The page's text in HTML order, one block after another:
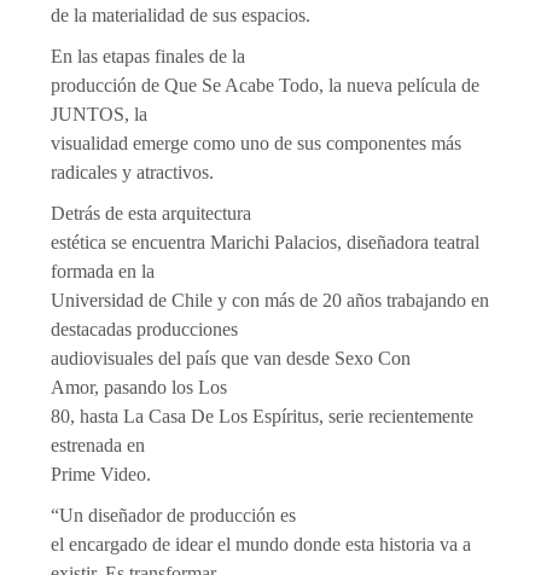
de la materialidad de sus espacios.
En las etapas finales de la
producción de Que Se Acabe Todo, la nueva película de
JUNTOS, la
visualidad emerge como uno de sus componentes más
radicales y atractivos.
Detrás de esta arquitectura
estética se encuentra Marichi Palacios, diseñadora teatral
formada en la
Universidad de Chile y con más de 20 años trabajando en
destacadas producciones
audiovisuales del país que van desde Sexo Con
Amor, pasando los Los
80, hasta La Casa De Los Espíritus, serie recientemente
estrenada en
Prime Video.
“Un diseñador de producción es
el encargado de idear el mundo donde esta historia va a